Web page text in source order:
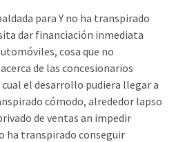
para Y no ha transpirado
dar financiación inmediata
cosa que no
de las concesionarios
el desarrollo pudiera llegar a
cómodo, alrededor lapso
de ventas an impedir
ha transpirado conseguir